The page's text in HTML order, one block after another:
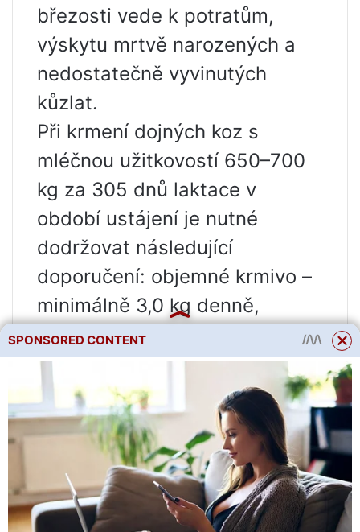
březosti vede k potratům,
výskytu mrtvě narozených a
nedostatečně vyvinutých
kůzlat.
Při krmení dojných koz s
mléčnou užitkovostí 650–700
kg za 305 dnů laktace v
období ustájení je nutné
dodržovat následující
doporučení: objemné krmivo –
minimálně 3,0 kg denně,
koncentráty – do 1 kg (ne více
než 300–500 g na krmení).
Nutriční hodnota zimní stravy
je 1,8–2,5 jednotek. a 190–230
g stravitelných bílkovin. Krmivo
kozy se stejnou užitkovostí v
období pastvy se skládá z 5–7
SPONSORED CONTENT